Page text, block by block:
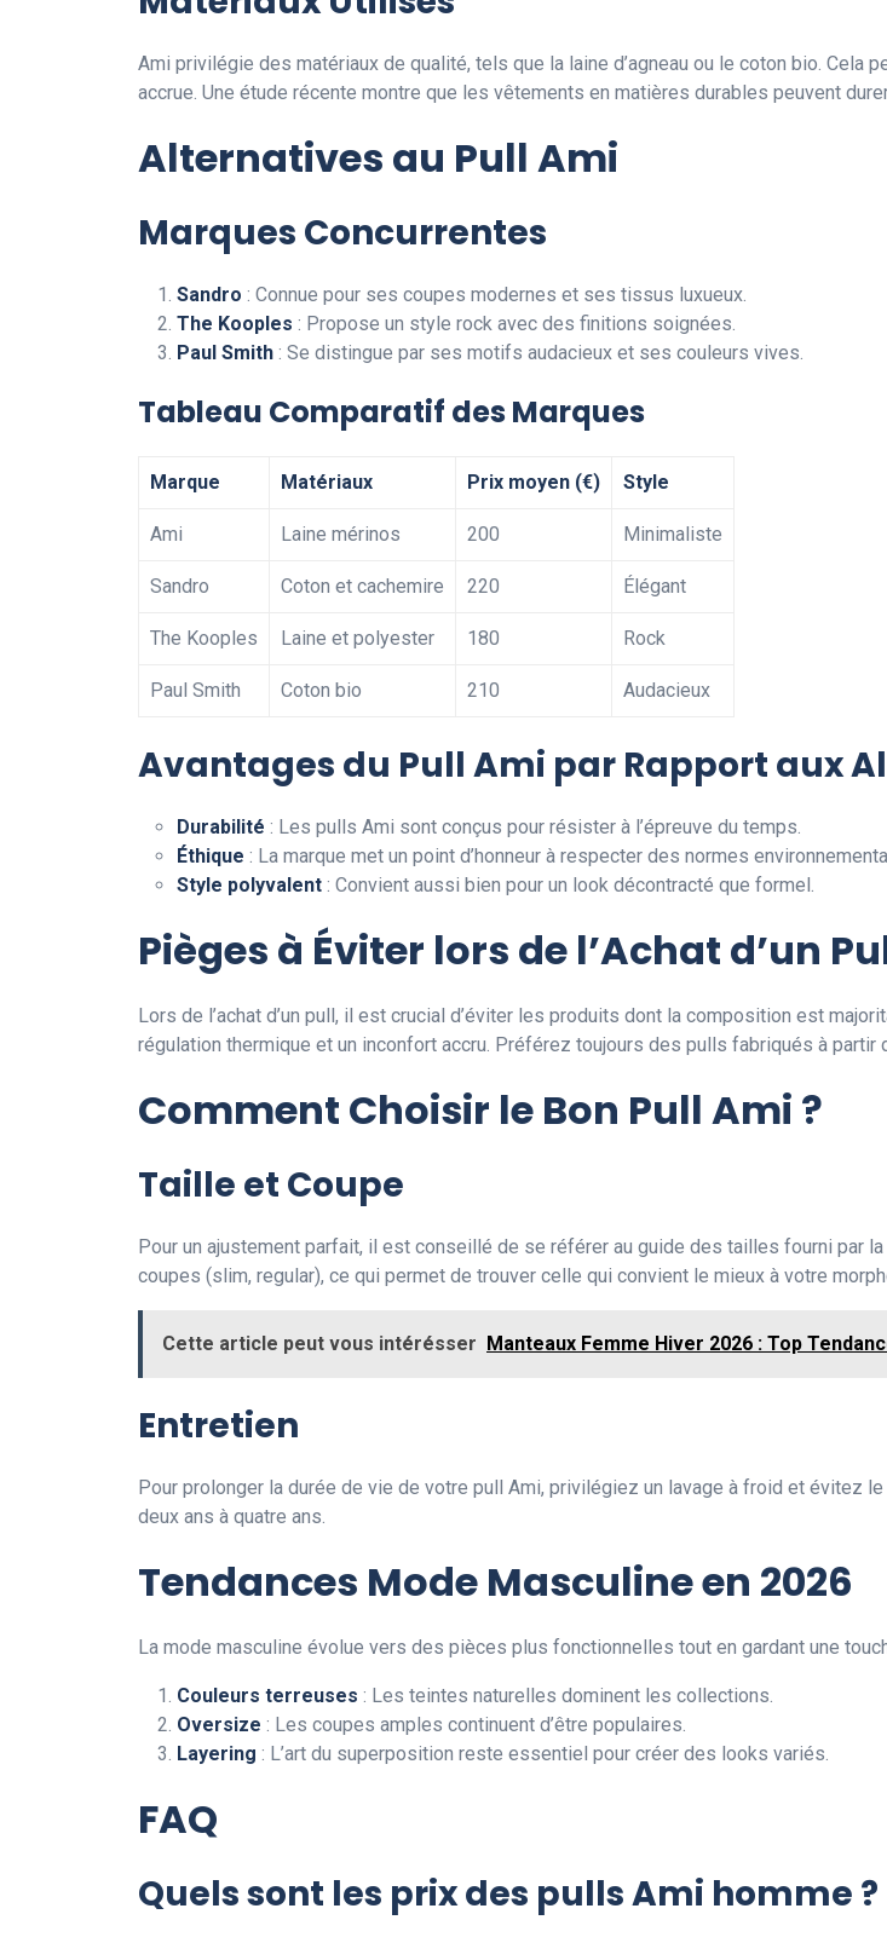
Ami privilégie des matériaux de qualité, tels que la laine d’agneau ou le coton bio. Cela
accrue. Une étude récente montre que les vêtements en matières durables peuvent
Alternatives au Pull Ami
Marques Concurrentes
Sandro : Connue pour ses coupes modernes et ses tissus luxueux.
The Kooples : Propose un style rock avec des finitions soignées.
Paul Smith : Se distingue par ses motifs audacieux et ses couleurs vives.
Tableau Comparatif des Marques
Marque Matériaux Prix moyen (€) Style
Ami Laine mérinos 200 Minimaliste
Sandro Coton et cachemire 220 Élégant
The Kooples Laine et polyester 180 Rock
Paul Smith Coton bio 210 Audacieux
Avantages du Pull Ami par Rapport aux
Durabilité : Les pulls Ami sont conçus pour résister à l’épreuve du temps.
Éthique : La marque met un point d’honneur à respecter des normes
Style polyvalent : Convient aussi bien pour un look décontracté que formel.
Pièges à Éviter lors de l’Achat d’un
Lors de l’achat d’un pull, il est crucial d’éviter les produits dont la composition est
régulation thermique et un inconfort accru. Préférez toujours des pulls fabriqués à
Comment Choisir le Bon Pull Ami ?
Taille et Coupe
Pour un ajustement parfait, il est conseillé de se référer au guide des tailles fourni par
coupes (slim, regular), ce qui permet de trouver celle qui convient le mieux à votre
Cette article peut vous intérésser Manteaux Femme Hiver 2026 : Top
Entretien
Pour prolonger la durée de vie de votre pull Ami, privilégiez un lavage à froid et évitez
deux ans à quatre ans.
Tendances Mode Masculine en 2026
La mode masculine évolue vers des pièces plus fonctionnelles tout en gardant une
Couleurs terreuses : Les teintes naturelles dominent les collections.
Oversize : Les coupes amples continuent d’être populaires.
Layering : L’art du superposition reste essentiel pour créer des looks variés.
FAQ
Quels sont les prix des pulls Ami homme ?